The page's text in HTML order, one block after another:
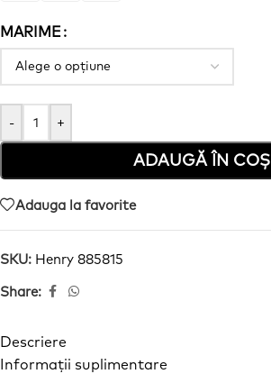
MARIME
- +
ADAUGĂ ÎN COȘ
Adauga la favorite
SKU: Henry 885815
Share:
Descriere
Informații suplimentare